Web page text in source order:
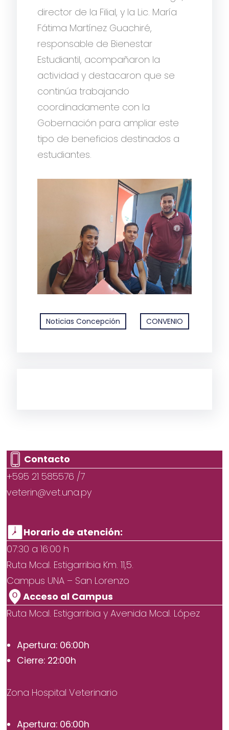
director de la Filial, y la Lic. María
Fátima Martínez Guachiré,
responsable de Bienestar
Estudiantil, acompañaron la
actividad y destacaron que se
continúa trabajando
coordinadamente con la
Gobernación para ampliar este
tipo de beneficios destinados a
estudiantes.
Noticias Concepción CONVENIO
Contacto
+595 21 585576 /7
veterin@vet.una.py
Horario de atención:
07:30 a 16:00 h
Ruta Mcal. Estigarribia Km. 11,5.
Campus UNA – San Lorenzo
Acceso al Campus
Ruta Mcal. Estigarribia y Avenida Mcal. López
Apertura: 06:00h
Cierre: 22:00h
Zona Hospital Veterinario
Apertura: 06:00h